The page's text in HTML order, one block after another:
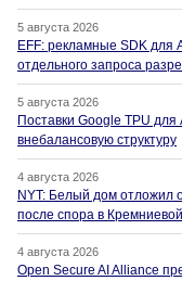
5 августа 2026
EFF: рекламные SDK для
отдельного запроса
5 августа 2026
Поставки Google TPU
внебалансовую структуру
4 августа 2026
NYT: Белый дом отложил
после спора в
4 августа 2026
Open Secure AI Alliance